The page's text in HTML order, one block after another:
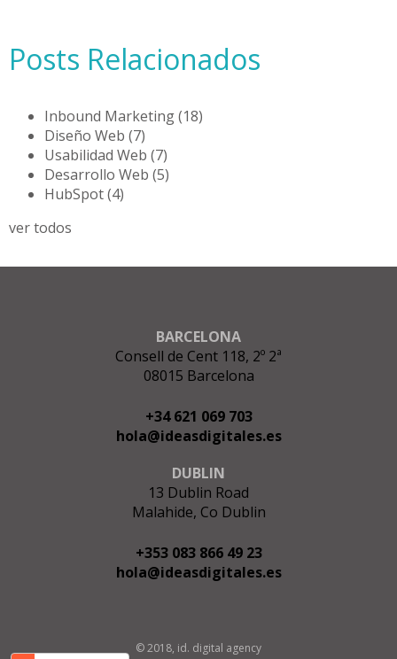
Posts Relacionados
Inbound Marketing(18)
Diseño Web (7)
Usabilidad Web (7)
Desarrollo Web (5)
HubSpot(4)
ver todos
BARCELONA
Consell de Cent 118, 2º 2ª
08015 Barcelona
+34 621 069 703
hola@ideasdigitales.es
DUBLIN
13 Dublin Road
Malahide, Co Dublin
+353 083 866 49 23
hola@ideasdigitales.es
© 2018, id. digital agency